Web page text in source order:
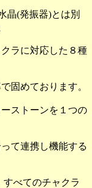
晶(発振器)とは別
ラに対応した８種
固めております。
ストーンを１つの
て連携し機能する
べてのチャクラ